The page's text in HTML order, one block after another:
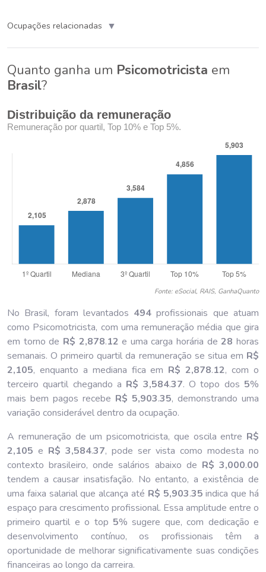
Ocupações relacionadas ▼
Quanto ganha um Psicomotricista em
Brasil?
Distribuição da remuneração
Remuneração por quartil, Top 10% e Top 5%.
Fonte: eSocial, RAIS, GanhaQuanto
No Brasil, foram levantados 494 profissionais que atuam
como Psicomotricista, com uma remuneração média que gira
em torno de R$ 2,878.12 e uma carga horária de28 horas
semanais. O primeiro quartil da remuneração se situa em R$
2,105, enquanto a mediana fica em R$ 2,878.12, com o
terceiro quartil chegando a R$ 3,584.37. O topo dos 5%
mais bem pagos recebe R$ 5,903.35, demonstrando uma
variação considerável dentro da ocupação.
A remuneração de um psicomotricista, que oscila entre R$
2,105 e R$ 3,584.37, pode ser vista como modesta no
contexto brasileiro, onde salários abaixo de R$ 3,000.00
tendem a causar insatisfação. No entanto, a existência de
uma faixa salarial que alcança até R$ 5,903.35 indica que há
espaço para crescimento profissional. Essa amplitude entre o
primeiro quartil e o top 5% sugere que, com dedicação e
desenvolvimento contínuo, os profissionais têm a
oportunidade de melhorar significativamente suas condições
financeiras ao longo da carreira.